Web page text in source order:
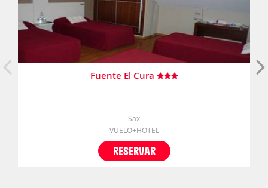
Fuente El Cura
Sax
VUELO+HOTEL
RESERVAR